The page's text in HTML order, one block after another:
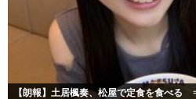
【朗報】土居楓奏、松屋で定食を食べ